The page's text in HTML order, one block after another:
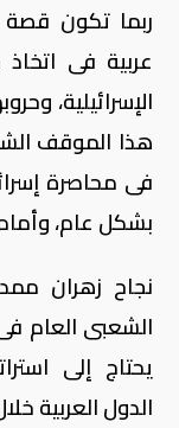
ربما تكون
عربية فى
الإسرائيلية،
هذا الموقف
فى محاصرة
بشكل عام،
نجاح زهران
الشعبى العام
يحتاج إلى
الدول العربية